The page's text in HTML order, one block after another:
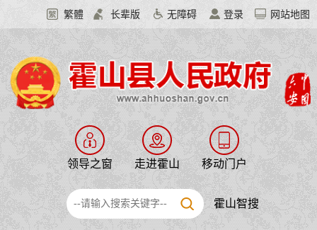
繁體 长辈版 无障碍 登录 网站地图
领导之窗 走进霍山 移动门户
霍山智搜